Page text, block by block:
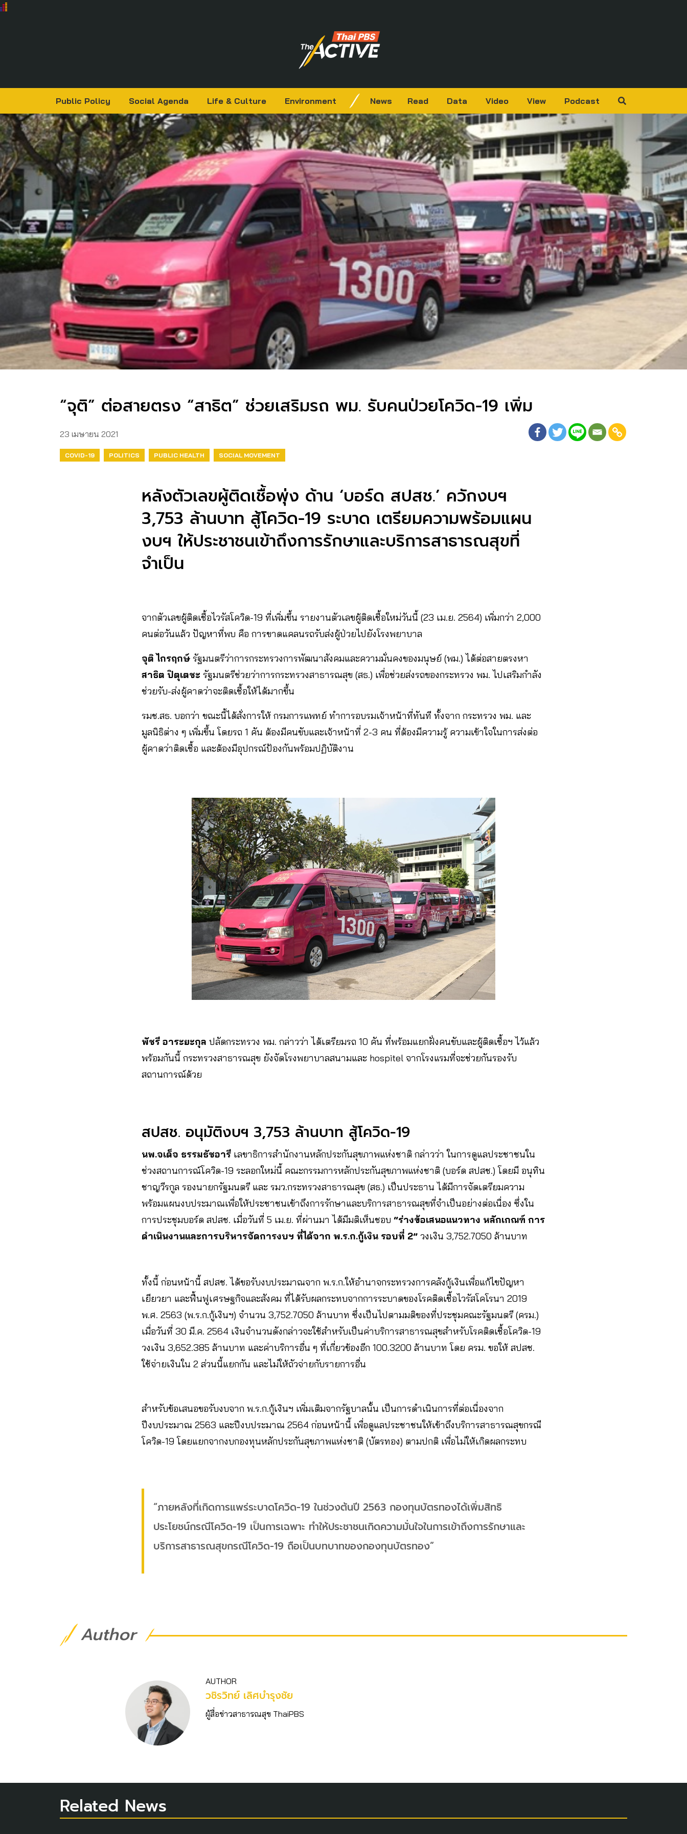
Public Policy Social Agenda Life & Culture Environment News Read Data Video View Podcast
“จุติ” ต่อสายตรง “สาธิต” ช่วยเสริมรถ พม. รับคนป่วยโควิด-19 เพิ่ม
23 เมษายน 2021
COVID-19 POLITICS PUBLIC HEALTH SOCIAL MOVEMENT
หลังตัวเลขผู้ติดเชื้อพุ่ง ด้าน ‘บอร์ด สปสช.​’ ควัก​งบฯ​
3,753 ล้านบาท สู้โควิด-19 ระบาด เตรียมความพร้อมแผน
งบฯ ให้ประชาชนเข้าถึงการรักษาและบริการสาธารณสุขที่
จำเป็น​
จากตัวเลขผู้ติดเชื้อไวรัสโควิด-19 ที่เพิ่มขึ้น รายงานตัวเลขผู้ติดเชื้อใหม่วันนี้ (23 เม.ย. 2564) เพิ่มกว่า 2,000
คนต่อวันแล้ว ปัญหาที่พบ คือ การขาดแคลนรถรับส่งผู้ป่วยไปยังโรงพยาบาล
จุติ ไกรฤกษ์ รัฐมนตรีว่าการกระทรวงการพัฒนาสังคมและความมั่นคงของมนุษย์ (พม.) ได้ต่อสายตรงหา
สาธิต ปิตุเตชะ รัฐมนตรีช่วยว่าการกระทรวงสาธารณสุข (สธ.) เพื่อช่วยส่งรถของกระทรวง พม. ไปเสริมกำลัง
ช่วยรับ-ส่งผู้คาดว่าจะติดเชื้อให้ได้มากขึ้น
รมช.สธ. บอกว่า ขณะนี้ได้สั่งการให้ กรมการแพทย์ ทำการอบรมเจ้าหน้าที่ทันที ทั้งจาก กระทรวง พม. และ
มูลนิธิต่าง ๆ เพิ่มขึ้น โดยรถ 1 คัน ต้องมีคนขับและเจ้าหน้าที่ 2-3 คน ที่ต้องมีความรู้ ความเข้าใจในการส่งต่อ
ผู้คาดว่าติดเชื้อ และต้องมีอุปกรณ์ป้องกันพร้อมปฏิบัติงาน
พัชรี อาระยะกุล ปลัดกระทรวง พม. กล่าวว่า ได้เตรียมรถ 10 คัน ที่พร้อมแยกฝั่งคนขับและผู้ติดเชื้อฯ ไว้แล้ว​
พร้อมกันนี้ กระทรวงสาธารณสุข ยังจัดโรงพยาบาลสนามและ hospitel จากโรงแรมที่จะช่วยกันรองรับ
สถานการณ์ด้วย
สปสช.​ อนุมัติ​งบฯ​ 3,753 ล้านบาท สู้โควิด-19
นพ.จเด็จ ธรรมธัชอารี เลขาธิการสำนักงานหลักประกันสุขภาพแห่งชาติ กล่าวว่า ในการดูแลประชาชนใน
ช่วงสถานการณ์โควิด-19 ระลอกใหม่นี้ คณะกรรมการหลักประกันสุขภาพแห่งชาติ (บอร์ด สปสช.) โดยมี อนุทิน
ชาญวีรกูล รองนายกรัฐมนตรี และ รมว.กระทรวงสาธารณสุข (สธ.) เป็นประธาน ได้มีการจัดเตรียมความ
พร้อมแผนงบประมาณเพื่อให้ประชาชนเข้าถึงการรักษาและบริการสาธารณสุขที่จำเป็นอย่างต่อเนื่อง ซึ่งใน
การประชุมบอร์ด สปสช. เมื่อวันที่ 5 เม.ย. ที่ผ่านมา ได้มีมติเห็นชอบ “ร่างข้อเสนอแนวทาง หลักเกณฑ์ การ
ดำเนินงานและการบริหารจัดการงบฯ ที่ได้จาก พ.ร.ก.กู้เงิน รอบที่ 2” วงเงิน 3,752.7050 ล้านบาท
ทั้งนี้ ก่อนหน้านี้ สปสช. ได้ขอรับงบประมาณจาก พ.ร.ก.ให้อำนาจกระทรวงการคลังกู้เงินเพื่อแก้ไขปัญหา
เยียวยา และฟื้นฟูเศรษฐกิจและสังคม ที่ได้รับผลกระทบจากการระบาดของโรคติดเชื้อไวรัสโคโรนา 2019
พ.ศ. 2563 (พ.ร.ก.กู้เงินฯ) จำนวน 3,752.7050 ล้านบาท ซึ่งเป็นไปตามมติของที่ประชุมคณะรัฐมนตรี (ครม.)
เมื่อวันที่ 30 มี.ค. 2564 เงินจำนวนดังกล่าวจะใช้สำหรับเป็นค่าบริการสาธารณสุขสำหรับโรคติดเชื้อโควิด-19
วงเงิน 3,652.385 ล้านบาท และค่าบริการอื่น ๆ ที่เกี่ยวข้องอีก 100.3200 ล้านบาท โดย ครม. ขอให้ สปสช.
ใช้จ่ายเงินใน 2 ส่วนนี้แยกกัน และไม่ให้ถัวจ่ายกับรายการอื่น
สำหรับข้อเสนอขอรับงบจาก พ.ร.ก.กู้เงินฯ เพิ่มเติมจากรัฐบาลนั้น เป็นการดำเนินการที่ต่อเนื่องจาก
ปีงบประมาณ 2563 และปีงบประมาณ 2564 ก่อนหน้านี้ เพื่อดูแลประชาชนให้เข้าถึงบริการสาธารณสุขกรณี
โควิด-19 โดยแยกจากงบกองทุนหลักประกันสุขภาพแห่งชาติ (บัตรทอง) ตามปกติ เพื่อไม่ให้เกิดผลกระทบ
“ภายหลังที่เกิดการแพร่ระบาดโควิด-19 ในช่วงต้นปี 2563 กองทุนบัตรทองได้เพิ่มสิทธิ
ประโยชน์กรณีโควิด-19 เป็นการเฉพาะ ทำให้ประชาชนเกิดความมั่นใจในการเข้าถึงการรักษาและ
บริการสาธารณสุขกรณีโควิด-19 ถือเป็นบทบาทของกองทุนบัตรทอง”
Author
AUTHOR
วชิร​วิทย์​ เลิศบำรุงชัย
ผู้สื่อข่าวสาธารณสุข ThaiPBS
Related News